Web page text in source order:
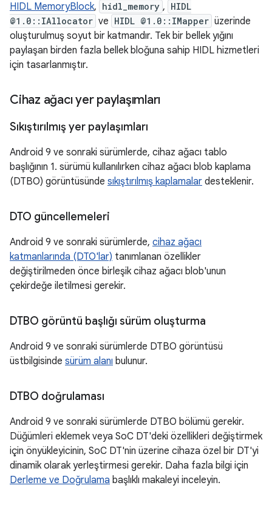
HIDL MemoryBlock, hidl_memory , HIDL
@1.0::IAllocator ve HIDL @1.0::IMapper üzerinde
oluşturulmuş soyut bir katmandır. Tek bir bellek yığını
paylaşan birden fazla bellek bloğuna sahip HIDL hizmetleri
için tasarlanmıştır.
Cihaz ağacı yer paylaşımları
Sıkıştırılmış yer paylaşımları
Android 9 ve sonraki sürümlerde, cihaz ağacı tablo
başlığının 1. sürümü kullanılırken cihaz ağacı blob kaplama
(DTBO) görüntüsünde sıkıştırılmış kaplamalar desteklenir.
DTO güncellemeleri
Android 9 ve sonraki sürümlerde, cihaz ağacı
katmanlarında (DTO'lar) tanımlanan özellikler
değiştirilmeden önce birleşik cihaz ağacı blob'unun
çekirdeğe iletilmesi gerekir.
DTBO görüntü başlığı sürüm oluşturma
Android 9 ve sonraki sürümlerde DTBO görüntüsü
üstbilgisinde sürüm alanı bulunur.
DTBO doğrulaması
Android 9 ve sonraki sürümlerde DTBO bölümü gerekir.
Düğümleri eklemek veya SoC DT'deki özellikleri değiştirmek
için önyükleyicinin, SoC DT'nin üzerine cihaza özel bir DT'yi
dinamik olarak yerleştirmesi gerekir. Daha fazla bilgi için
Derleme ve Doğrulama başlıklı makaleyi inceleyin.